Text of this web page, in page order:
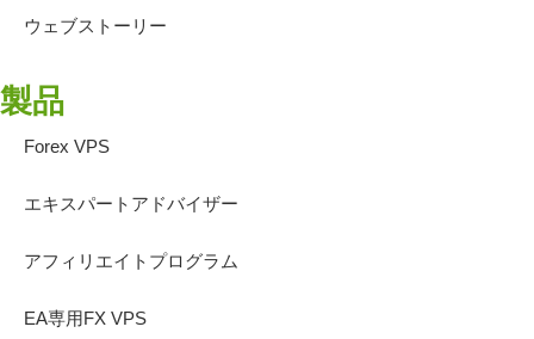
ウェブストーリー
製品
Forex VPS
エキスパートアドバイザー
アフィリエイトプログラム
EA専用FX VPS